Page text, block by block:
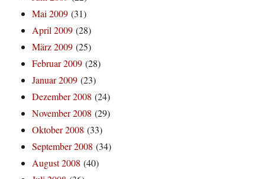
Mai 2009 (31)
April 2009 (28)
März 2009 (25)
Februar 2009 (28)
Januar 2009 (23)
Dezember 2008 (24)
November 2008 (29)
Oktober 2008 (33)
September 2008 (34)
August 2008 (40)